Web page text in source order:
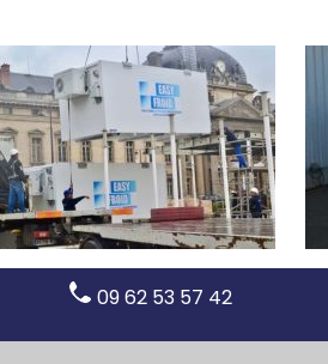
09 62 53 57 42